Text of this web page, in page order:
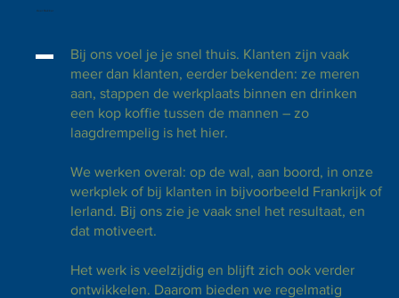
Bij ons voel je je snel thuis. Klanten zijn vaak
meer dan klanten, eerder bekenden: ze meren
aan, stappen de werkplaats binnen en drinken
een kop koffie tussen de mannen – zo
laagdrempelig is het hier.
We werken overal: op de wal, aan boord, in onze
werkplek of bij klanten in bijvoorbeeld Frankrijk of
Ierland. Bij ons zie je vaak snel het resultaat, en
dat motiveert.
Het werk is veelzijdig en blijft zich ook verder
ontwikkelen. Daarom bieden we regelmatig